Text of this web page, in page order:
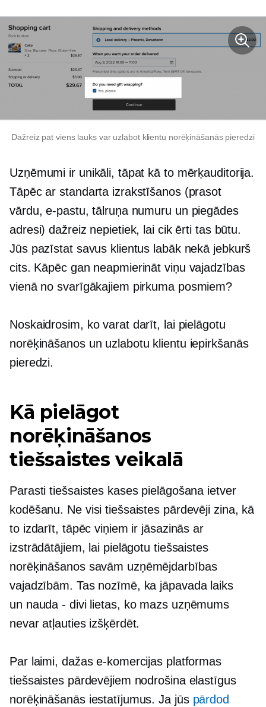
Dažreiz pat viens lauks var uzlabot klientu norēķināšanās pieredzi
Uzņēmumi ir unikāli, tāpat kā to mērķauditorija.
Tāpēc ar standarta izrakstīšanos (prasot
vārdu, e-pastu, tālruņa numuru un piegādes
adresi) dažreiz nepietiek, lai cik ērti tas būtu.
Jūs pazīstat savus klientus labāk nekā jebkurš
cits. Kāpēc gan neapmierināt viņu vajadzības
vienā no svarīgākajiem pirkuma posmiem?
Noskaidrosim, ko varat darīt, lai pielāgotu
norēķināšanos un uzlabotu klientu iepirkšanās
pieredzi.
Kā pielāgot
norēķināšanos
tiešsaistes veikalā
Parasti tiešsaistes kases pielāgošana ietver
kodēšanu. Ne visi tiešsaistes pārdevēji zina, kā
to izdarīt, tāpēc viņiem ir jāsazinās ar
izstrādātājiem, lai pielāgotu tiešsaistes
norēķināšanos savām uzņēmējdarbības
vajadzībām. Tas nozīmē, ka jāpavada laiks
un nauda - divilietas, ko mazs uzņēmums
nevar atļauties izšķērdēt.
Par laimi, dažas e-komercijas platformas
tiešsaistes pārdevējiem nodrošina elastīgus
norēķināšanās iestatījumus. Ja jūs pārdod